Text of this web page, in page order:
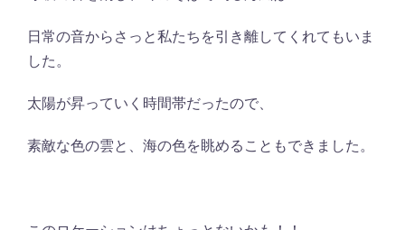
日常の音からさっと私たちを引き離してくれてもいま
した。
太陽が昇っていく時間帯だったので、
素敵な色の雲と、海の色を眺めることもできました。